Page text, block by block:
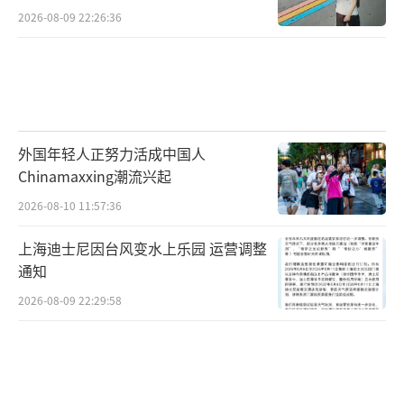
2026-08-09 22:26:36
外国年轻人正努力活成中国人
Chinamaxxing潮流兴起
2026-08-10 11:57:36
上海迪士尼因台风变水上乐园 运营调整
通知
2026-08-09 22:29:58